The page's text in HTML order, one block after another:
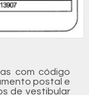
com código
postal e
de vestibular